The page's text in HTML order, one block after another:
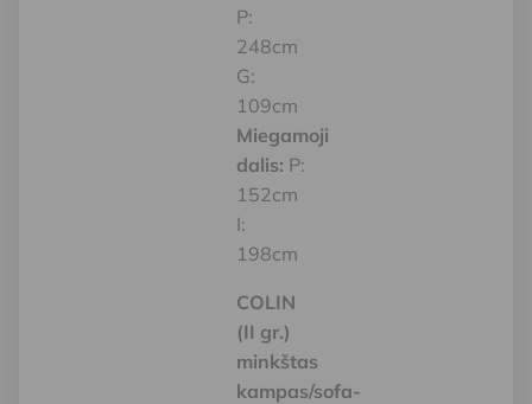
P:
248cm
G:
109cm
Miegamoji
dalis: P:
152cm
I:
198cm
COLIN
(II gr.)
minkštas
kampas/sofa-